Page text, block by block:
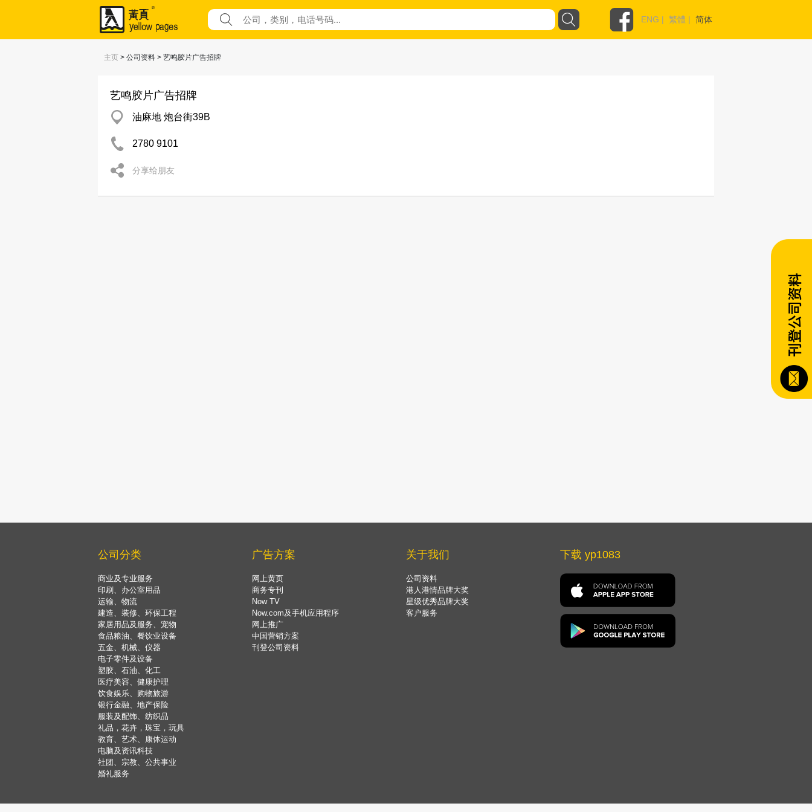
ENG | 繁體 | 简体
主页 > 公司资料 > 艺鸣胶片广告招牌
艺鸣胶片广告招牌
油麻地 炮台街39B
2780 9101
分享给朋友
公司分类
商业及专业服务
印刷、办公室用品
运输、物流
建造、装修、环保工程
家居用品及服务、宠物
食品粮油、餐饮业设备
五金、机械、仪器
电子零件及设备
塑胶、石油、化工
医疗美容、健康护理
饮食娱乐、购物旅游
银行金融、地产保险
服装及配饰、纺织品
礼品，花卉，珠宝，玩具
教育、艺术、康体运动
电脑及资讯科技
社团、宗教、公共事业
婚礼服务
广告方案
网上黄页
商务专刊
Now TV
Now.com及手机应用程序
网上推广
中国营销方案
刊登公司资料
关于我们
公司资料
港人港情品牌大奖
星级优秀品牌大奖
客户服务
下载 yp1083